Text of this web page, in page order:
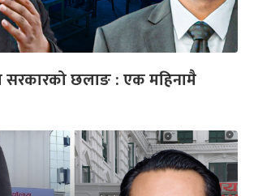
सरकारको छलाङ : एक महिनामै